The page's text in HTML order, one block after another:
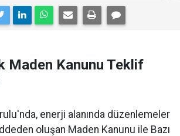
Maden Kanunu Teklif
enerji alanında düzenlemeler
oluşan Maden Kanunu ile Bazı